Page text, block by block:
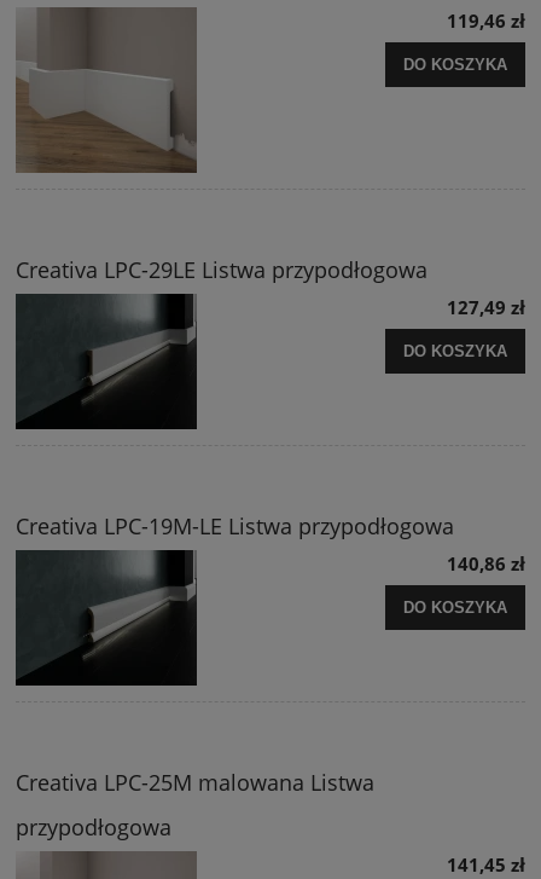
119,46 zł
DO KOSZYKA
Creativa LPC-29LE Listwa przypodłogowa
127,49 zł
DO KOSZYKA
Creativa LPC-19M-LE Listwa przypodłogowa
140,86 zł
DO KOSZYKA
Creativa LPC-25M malowana Listwa
przypodłogowa
141,45 zł